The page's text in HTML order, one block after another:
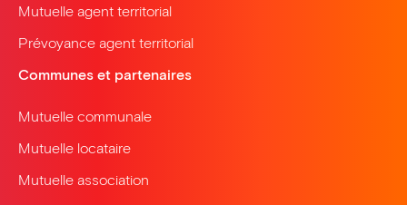
Mutuelle agent territorial
Prévoyance agent territorial
Communes et partenaires
Mutuelle communale
Mutuelle locataire
Mutuelle association